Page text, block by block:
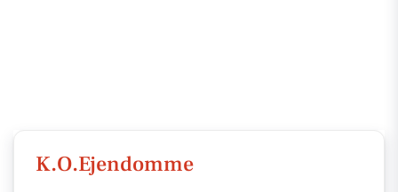
K.O.Ejendomme